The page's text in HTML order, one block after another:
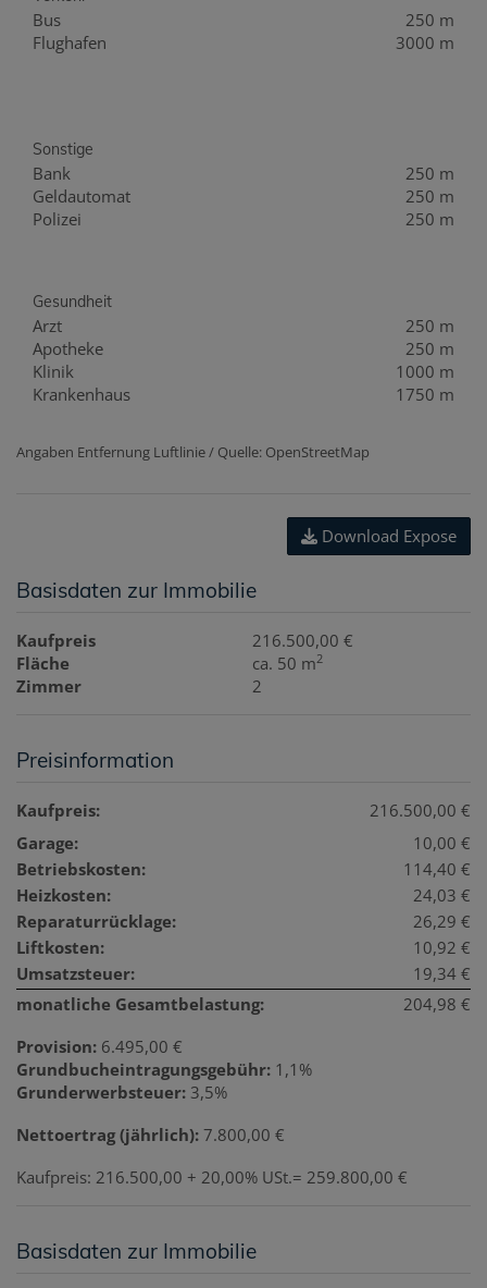
Bus
250 m
Flughafen
3000 m
Sonstige
Bank
250 m
Geldautomat
250 m
Polizei
250 m
Gesundheit
Arzt
250 m
Apotheke
250 m
Klinik
1000 m
Krankenhaus
1750 m
Angaben Entfernung Luftlinie / Quelle: OpenStreetMap
Download Expose
Basisdaten zur Immobilie
Kaufpreis
216.500,00 €
Fläche
ca. 50 m2
Zimmer 2
Preisinformation
Kaufpreis:
216.500,00 €
Garage:
10,00 €
Betriebskosten:
114,40 €
Heizkosten:
24,03 €
Reparaturrücklage:
26,29 €
Liftkosten:
10,92 €
Umsatzsteuer:
19,34 €
monatliche Gesamtbelastung:
204,98 €
Provision: 6.495,00 €
Grundbucheintragungsgebühr: 1,1%
Grunderwerbsteuer: 3,5%
Nettoertrag (jährlich): 7.800,00 €
Kaufpreis: 216.500,00 + 20,00% USt.= 259.800,00 €
Basisdaten zur Immobilie